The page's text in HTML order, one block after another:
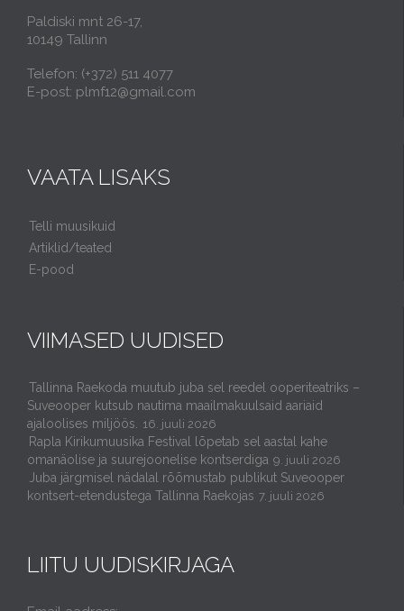
Paldiski mnt 26-17,
10149 Tallinn
Telefon: (+372) 511 4077
E-post: plmf12@gmail.com
VAATA LISAKS
Telli muusikuid
Artiklid/teated
E-pood
VIIMASED UUDISED
Tallinna Raekoda muutub juba sel reedel ooperiteatriks –
Suveooper kutsub nautima maailmakuulsaid aariaid
ajaloolises miljöös.
16. juuli 2026
Rapla Kirikumuusika Festival lõpetab sel aastal kahe
omanäolise ja suurejoonelise kontserdiga 9. juuli 2026
Juba järgmisel nädalal rõõmustab publikut Suveooper
kontsert-etendustega Tallinna Raekojas 7. juuli 2026
LIITU UUDISKIRJAGA